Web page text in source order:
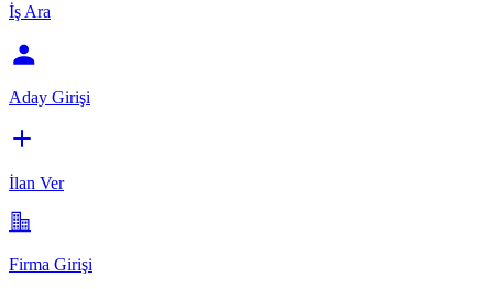
İş Ara
Aday Girişi
İlan Ver
Firma Girişi